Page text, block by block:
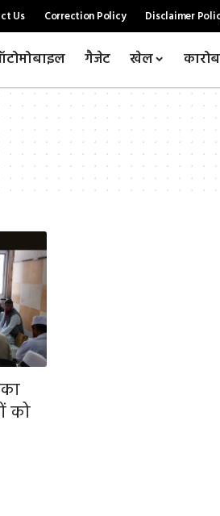
Us Correction Policy Disclaimer
गैजेट खेल
को